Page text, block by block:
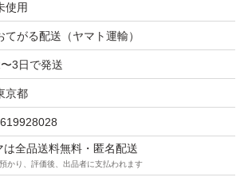
販売しません。
中に割れてしまう事があったため、お
ております！
際は購入後にメッセージでご連絡くだ
望がある方も購入後のメッセージでご連
使用
てがる配送（ヤマト運輸）
3日で発送
京都
は全品送料無料・匿名配送
かり、評価後、出品者に支払われます